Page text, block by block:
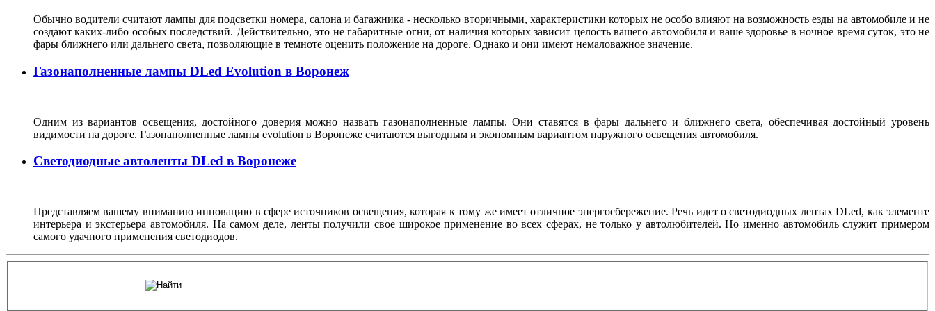
Обычно водители считают лампы для подсветки номера, салона и багажника - несколько вторичными, характеристики которых не особо влияют на возможность езды на автомобиле и не
создают каких-либо особых последствий. Действительно, это не габаритные огни, от наличия которых зависит целость вашего автомобиля и ваше здоровье в ночное время суток, это не
фары ближнего или дальнего света, позволяющие в темноте оценить положение на дороге. Однако и они имеют немаловажное значение.
Газонаполненные лампы DLed Evolution в Воронеж
Одним из вариантов освещения, достойного доверия можно назвать газонаполненные лампы. Они ставятся в фары дальнего и ближнего света, обеспечивая достойный уровень
видимости на дороге. Газонаполненные лампы evolution в Воронеже считаются выгодным и экономным вариантом наружного освещения автомобиля.
Светодиодные автоленты DLed в Воронеже
Представляем вашему вниманию инновацию в сфере источников освещения, которая к тому же имеет отличное энергосбережение. Речь идет о светодиодных лентах DLed, как элементе
интерьера и экстерьера автомобиля. На самом деле, ленты получили свое широкое применение во всех сферах, не только у автолюбителей. Но именно автомобиль служит примером
самого удачного применения светодиодов.